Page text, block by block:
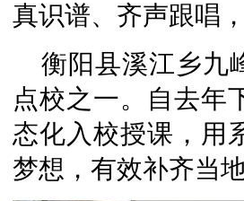
真识谱、齐声跟唱
衡阳县溪江乡九
点校之一。自去年
态化入校授课，用
梦想，有效补齐当